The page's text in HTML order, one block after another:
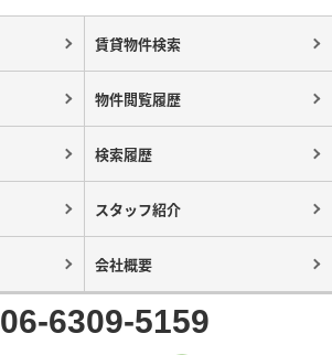
賃貸物件検索
物件閲覧履歴
検索履歴
スタッフ紹介
会社概要
06-6309-5159